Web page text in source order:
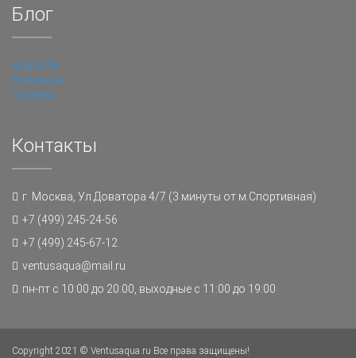
Блог
Новости
Полезное
Галерея
Контакты
г. Москва, Ул.Доватора 4/7 (3 минуты от м.Спортивная)
+7 (499) 245-24-56
+7 (499) 245-67-12
ventusaqua@mail.ru
пн-пт с 10:00 до 20:00, выходные с 11:00 до 19:00
Copyright 2021 © Ventusaqua.ru Все права защищены!